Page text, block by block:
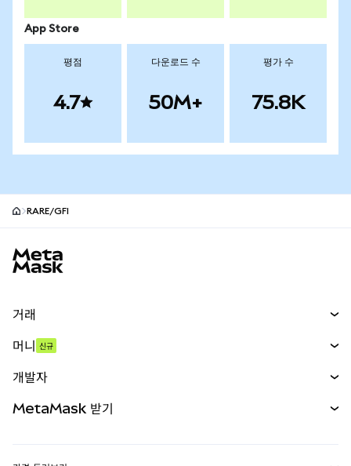
App Store
평점
4.7
다운로드 수
50M+
평가 수
75.8K
RARE/GFI
거래
무기한 선물
실물자산
머니 신규
개발자
MetaMask 받기